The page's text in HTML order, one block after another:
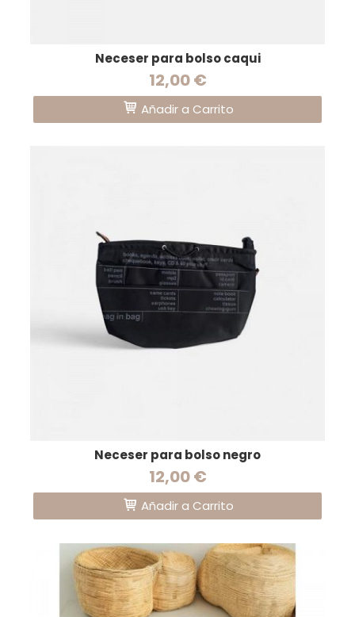
Neceser para bolso caqui
12,00 €
Añadir a Carrito
Neceser para bolso negro
12,00 €
Añadir a Carrito